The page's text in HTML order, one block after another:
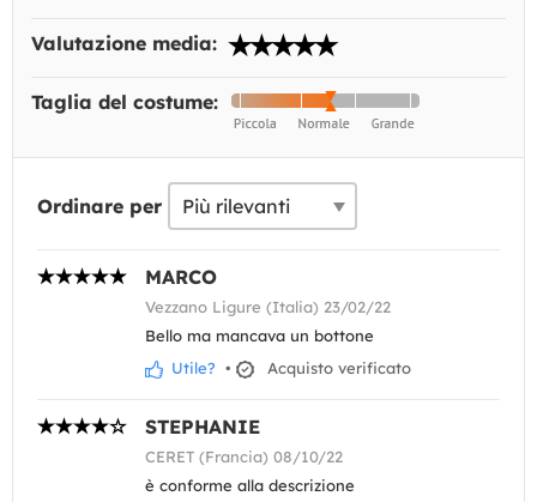
Valutazione media:
Taglia del costume:
Ordinare per
MARCO
Vezzano Ligure (Italia) 23/02/22
Bello ma mancava un bottone
Utile? • Acquisto verificato
STEPHANIE
CERET (Francia) 08/10/22
è conforme alla descrizione